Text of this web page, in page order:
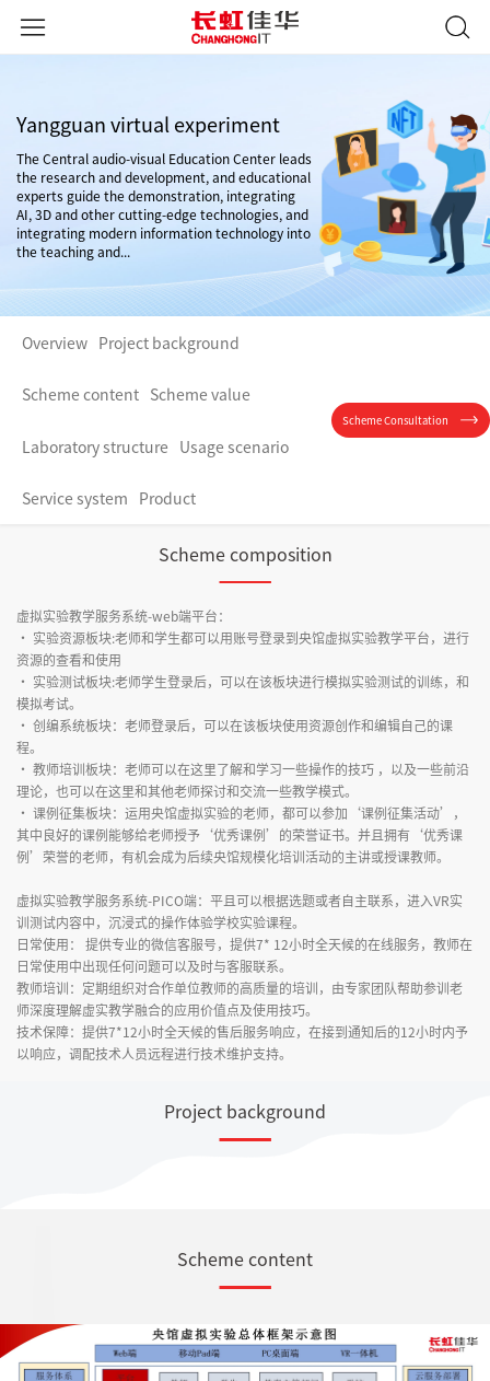
Yangguan virtual experiment
The Central audio-visual Education Center leads
the research and development, and educational
experts guide the demonstration, integrating
AI, 3D and other cutting-edge technologies, and
integrating modern information technology into
the teaching and...
Overview Project background
Scheme content Scheme value
Laboratory structure Usage scenario
Service system Product
Scheme Consultation
Scheme composition
虚拟实验教学服务系统-web端平台：
· 实验资源板块:老师和学生都可以用账号登录到央馆虚拟实验教学平台，进行
资源的查看和使用
· 实验测试板块:老师学生登录后，可以在该板块进行模拟实验测试的训练，和
模拟考试。
· 创编系统板块：老师登录后，可以在该板块使用资源创作和编辑自己的课
程。
· 教师培训板块：老师可以在这里了解和学习一些操作的技巧 ，以及一些前沿
理论，也可以在这里和其他老师探讨和交流一些教学模式。
· 课例征集板块：运用央馆虚拟实验的老师，都可以参加‘课例征集活动’，
其中良好的课例能够给老师授予‘优秀课例’的荣誉证书。并且拥有‘优秀课
例’荣誉的老师，有机会成为后续央馆规模化培训活动的主讲或授课教师。
虚拟实验教学服务系统-PICO端：平且可以根据选题或者自主联系，进入VR实
训测试内容中，沉浸式的操作体验学校实验课程。
日常使用： 提供专业的微信客服号，提供7* 12小时全天候的在线服务，教师在
日常使用中出现任何问题可以及时与客服联系。
教师培训：定期组织对合作单位教师的高质量的培训，由专家团队帮助参训老
师深度理解虚实教学融合的应用价值点及使用技巧。
技术保障：提供7*12小时全天候的售后服务响应，在接到通知后的12小时内予
以响应，调配技术人员远程进行技术维护支持。
Project background
Scheme content